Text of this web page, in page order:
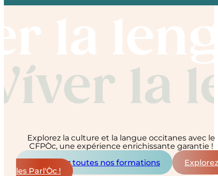
la
Explorez la culture et la langue occitanes avec le
CFPÒc, une expérience enrichissante garantie !
Découvrez toutes nos formations
Explorez
les Parl'Òc !